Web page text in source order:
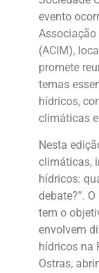
evento
Associação
(ACIM),
promete
temas
hídricos,
climáticas
Nesta
climáticas,
hídricos:
debate?”.
tem o
envolvem
hídricos na
Ostras,